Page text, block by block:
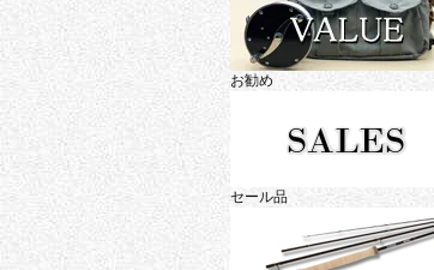
お勧め
セール品